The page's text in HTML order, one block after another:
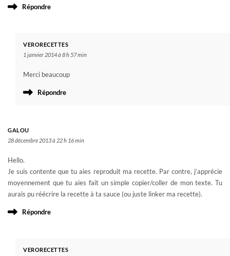
Répondre
VERORECETTES
1 janvier 2014 à 8 h 57 min
Merci beaucoup
Répondre
GALOU
28 décembre 2013 à 22 h 16 min
Hello.
Je suis contente que tu aies reproduit ma recette. Par contre, j’apprécie
moyennement que tu aies fait un simple copier/coller de mon texte. Tu
aurais pu réécrire la recette à ta sauce (ou juste linker ma recette).
Répondre
VERORECETTES